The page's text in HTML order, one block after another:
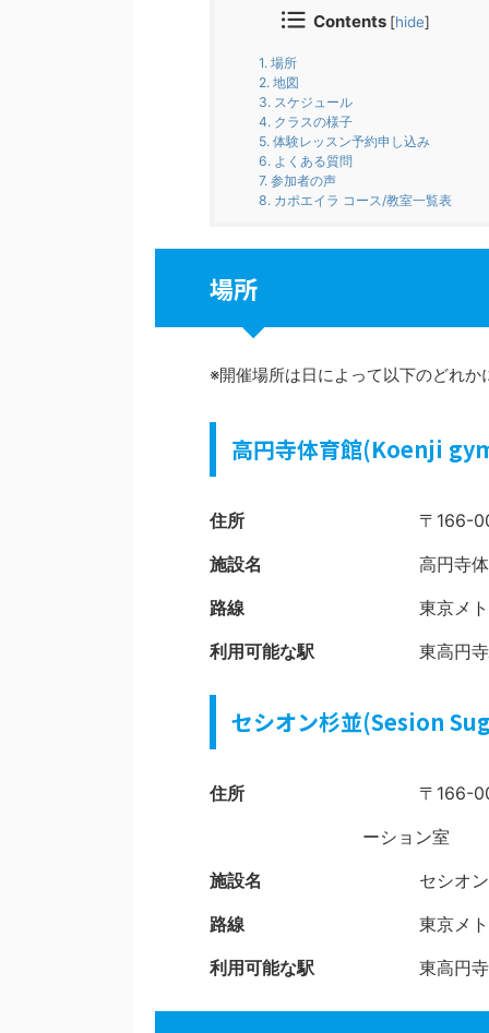
Contents [hide]
1. 場所
2. 地図
3. スケジュール
4. クラスの様子
5. 体験レッスン予約申し込み
6. よくある質問
7. 参加者の声
8. カポエイラ コース/教室一覧表
場所
※開催場所は日によって以下のどれ
高円寺体育館(Koenji
住所
〒166-
施設名
高円寺
路線
東京メ
利用可能な駅
東高円
セシオン杉並(Sesion
住所
〒166-
ーション室
施設名
セシオ
路線
東京メ
利用可能な駅
東高円